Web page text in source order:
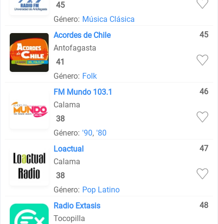
45
Género: Música Clásica
Acordes de Chile
45
Antofagasta
41
Género: Folk
FM Mundo 103.1
46
Calama
38
Género: '90, '80
Loactual
47
Calama
38
Género: Pop Latino
Radio Extasis
48
Tocopilla